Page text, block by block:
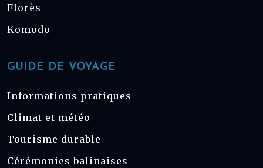
Florès
Komodo
GUIDE DE VOYAGE
Informations pratiques
Climat et météo
Tourisme durable
Cérémonies balinaises